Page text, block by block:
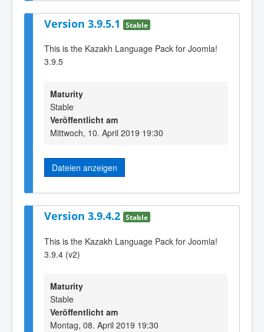
Version 3.9.5.1 Stable
This is the Kazakh Language Pack for Joomla!
3.9.5
Maturity
Stable
Veröffentlicht am
Mittwoch, 10. April 2019 19:30
Dateien anzeigen
Version 3.9.4.2 Stable
This is the Kazakh Language Pack for Joomla!
3.9.4 (v2)
Maturity
Stable
Veröffentlicht am
Montag, 08. April 2019 19:30